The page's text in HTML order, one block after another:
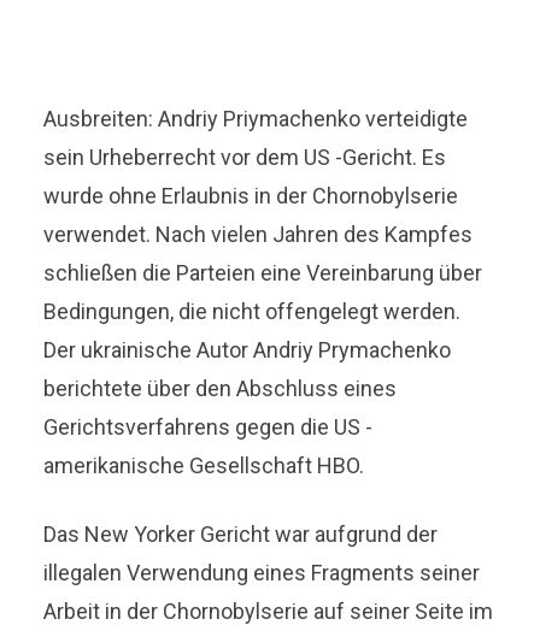
Ausbreiten: Andriy Priymachenko verteidigte
sein Urheberrecht vor dem US -Gericht. Es
wurde ohne Erlaubnis in der Chornobylserie
verwendet. Nach vielen Jahren des Kampfes
schließen die Parteien eine Vereinbarung über
Bedingungen, die nicht offengelegt werden.
Der ukrainische Autor Andriy Prymachenko
berichtete über den Abschluss eines
Gerichtsverfahrens gegen die US -
amerikanische Gesellschaft HBO.
Das New Yorker Gericht war aufgrund der
illegalen Verwendung eines Fragments seiner
Arbeit in der Chornobylserie auf seiner Seite im